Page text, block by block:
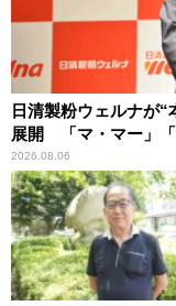
日清製粉ウェルナが
展開 「マ・マー」
2026.08.06